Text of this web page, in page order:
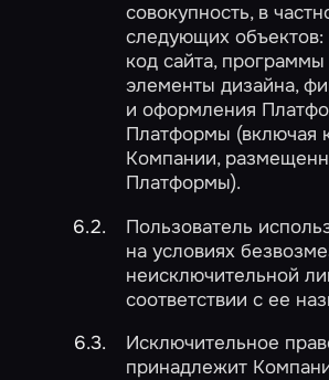
совокупность, в
следующих
код сайта,
элементы дизайна,
и оформления
Платформы (включая
Компании,
Платформы).
Пользователь
на условиях
неисключительной
соответствии с ее
Исключительное
принадлежит